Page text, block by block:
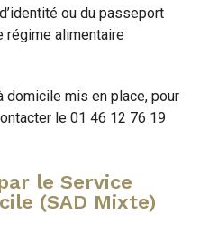
ou du passeport
régime alimentaire
mis en place, pour
le 01 46 12 76 19
le Service
(SAD Mixte)